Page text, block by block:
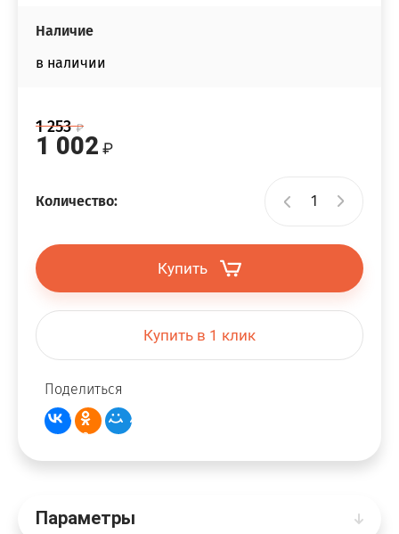
Наличие
в наличии
1 253
1 002
Количество:
Купить
Купить в 1 клик
Поделиться
Параметры